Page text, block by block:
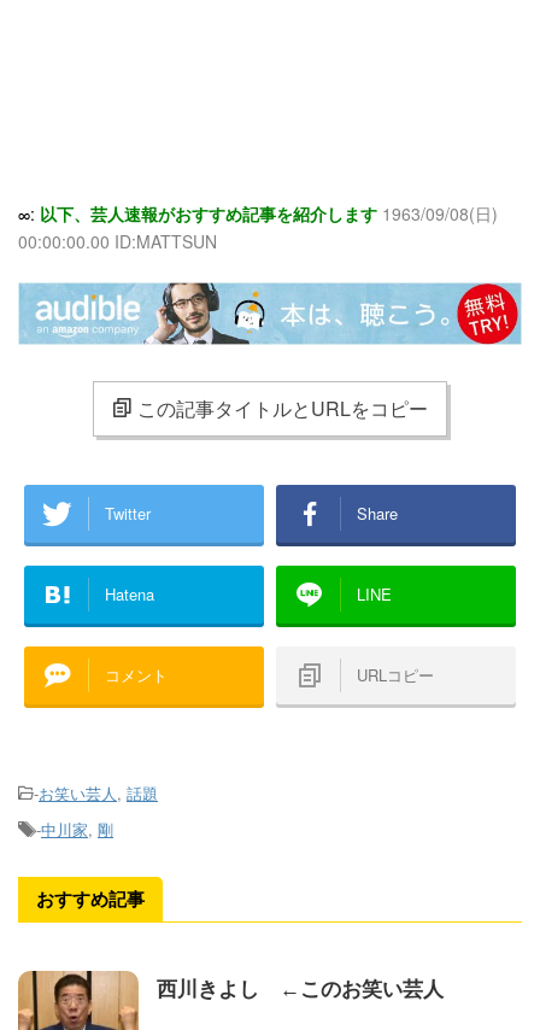
∞: 以下、芸人速報がおすすめ記事を紹介します 1963/09/08(日)
00:00:00.00 ID:MATTSUN
この記事タイトルとURLをコピー
Twitter Share
Hatena LINE
コメント URLコピー
-お笑い芸人, 話題
-中川家, 剛
おすすめ記事
西川きよし ←このお笑い芸人